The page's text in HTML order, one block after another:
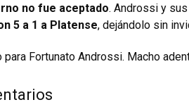
no fue aceptado. Androssi y
5 a 1 a Platense, dejándolo sin
para Fortunato Androssi. Macho